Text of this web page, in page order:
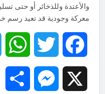
والأعتدة وللذخائر أو حتى
معركة وجودية قد تعيد رسم
Facebook
Twitter